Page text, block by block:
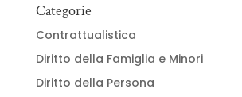
Categorie
Contrattualistica
Diritto della Famiglia e Minori
Diritto della Persona